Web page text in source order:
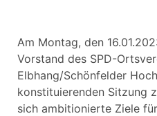
Am Montag, den
Vorstand des SPD-
Elbhang/Schönfelder
konstituierenden Sitzung
sich ambitionierte Ziele